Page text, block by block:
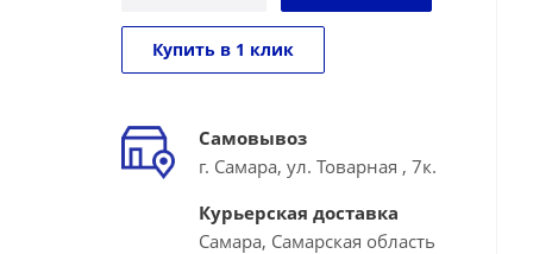
Купить в 1 клик
Самовывоз
г. Самара, ул. Товарная , 7к.
Курьерская доставка
Самара, Самарская область